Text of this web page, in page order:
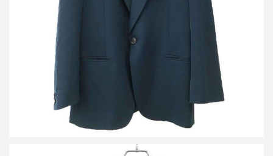
買取金額25,000円
詳しく見る